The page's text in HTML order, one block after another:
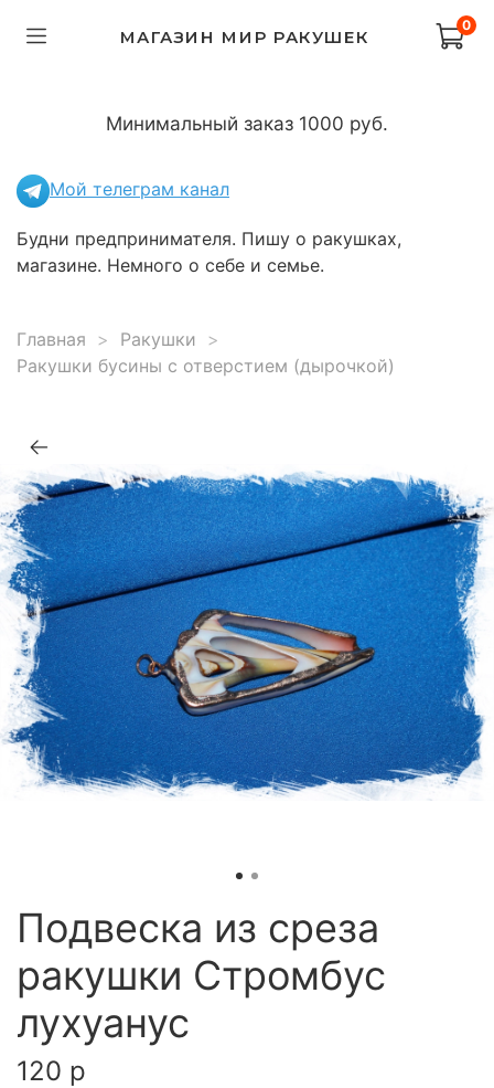
МАГАЗИН МИР РАКУШЕК
0
Минимальный заказ 1000 руб.
Мой телеграм канал
Будни предпринимателя. Пишу о ракушках,
магазине. Немного о себе и семье.
Главная
Ракушки
Ракушки бусины с отверстием (дырочкой)
Подвеска из среза
ракушки Стромбус
лухуанус
120 р